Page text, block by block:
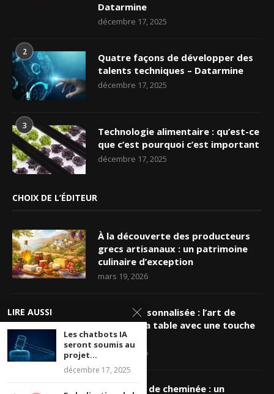
Datarmine
décembre 17, 2025
2
Quatre façons de développer des
talents techniques – Datarmine
décembre 17, 2025
3
Technologie alimentaire : qu’est-ce
que c’est pourquoi c’est important
décembre 17, 2025
CHOIX DE L’ÉDITEUR
À la découverte des producteurs
grecs artisanaux : un patrimoine
culinaire d’exception
mars 19, 2026
Nappe personnalisée : l’art de
sublimer sa table avec une touche
unique
mars 16, 2026
Ramonage de cheminée : un
LIRE AUSSI
Les chatbots IA
seront soumis au
projet...
décembre 17, 2025